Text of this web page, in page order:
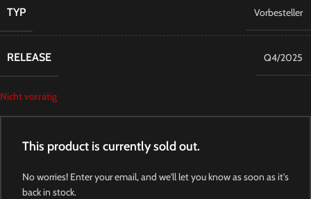
TYP Vorbesteller
RELEASE Q4/2025
Nicht vorrätig
This product is currently sold out.
No worries! Enter your email, and we'll let you know as soon as it's
back in stock.